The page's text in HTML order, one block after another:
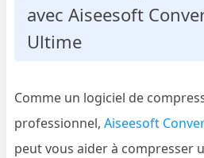
avec Aiseesoft
Ultime
Comme un logiciel de
professionnel,Aiseesoft
peut vous aider à compresser